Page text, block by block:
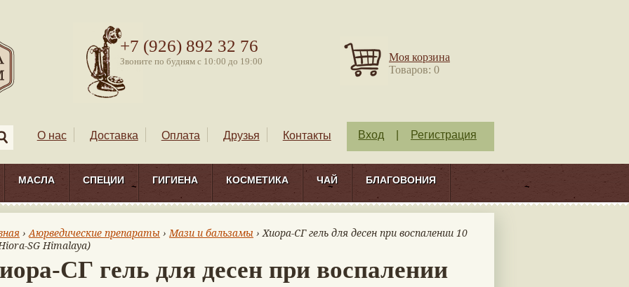
+7 (926) 892 32 76
Звоните по будням с 10:00 до 19:00
Моя корзина
Товаров: 0
О нас Доставка Оплата Друзья Контакты Вход Регистрация
МАСЛА СПЕЦИИ ГИГИЕНА КОСМЕТИКА ЧАЙ БЛАГОВОНИЯ
›Аюрведические препараты ›Мази и бальзамы › Хиора-СГ гель для десен при воспалении 10
SG Himalaya)
СГ гель для десен при воспалении